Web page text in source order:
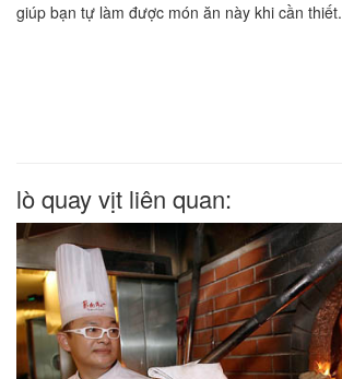
giúp bạn tự làm được món ăn này khi cần thiết.
lò quay vịt liên quan: